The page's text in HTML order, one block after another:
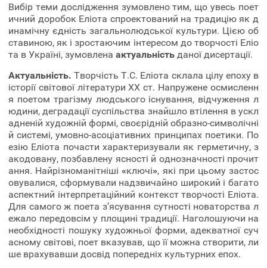
Вибір теми дослідження зумовлено тим, що увесь поет
ичний доробок Еліота спроектований на традицію як д
инамічну єдність загальнолюдської культури. Цією об
ставиною, як і зростаючим інтересом до творчості Еліо
та в Україні, зумовлена актуальність даної дисертації.
Актуальність. Творчість Т.С. Еліота склала цілу епоху в
історії світової літератури ХХ ст. Напружене осмисленн
я поетом трагізму людського існування, відчуження л
юдини, деградації суспільства знайшло втілення в ускл
адненій художній формі, своєрідній образно-символічні
й системі, умовно-асоціативних принципах поетики. По
езію Еліота почасти характеризували як герметичну, з
акодовану, позбавлену ясності й однозначності прочит
ання. Найрізноманітніші«ключі», які при цьому застос
овувалися, сформували надзвичайно широкий і багато
аспектний інтерпретаційний контекст творчості Еліота.
Для самого ж поета з’ясування сутності новаторства л
ежало передовсім у площині традиції. Наголошуючи на
необхідності пошуку художньої форми, адекватної суч
асному світові, поет вказував, що її можна створити, ли
ше врахувавши досвід попередніх культурних епох.